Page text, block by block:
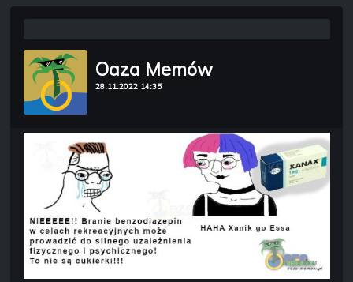
Oaza Memów
28.11.2022 14:35